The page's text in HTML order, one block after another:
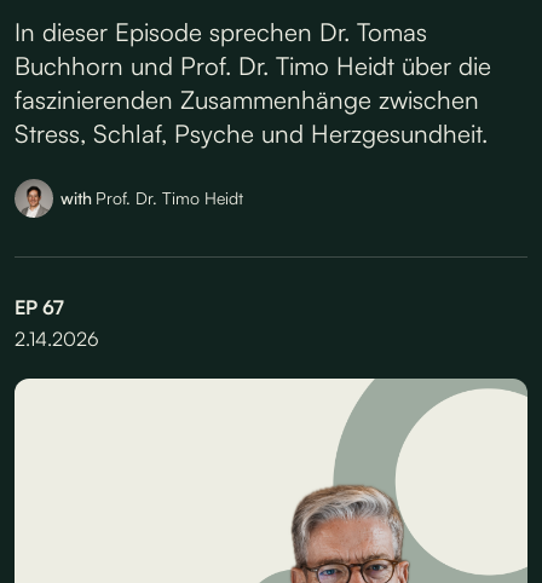
In dieser Episode sprechen Dr. Tomas
Buchhorn und Prof. Dr. Timo Heidt über die
faszinierenden Zusammenhänge zwischen
Stress, Schlaf, Psyche und Herzgesundheit.
with Prof. Dr. Timo Heidt
EP 67
2.14.2026